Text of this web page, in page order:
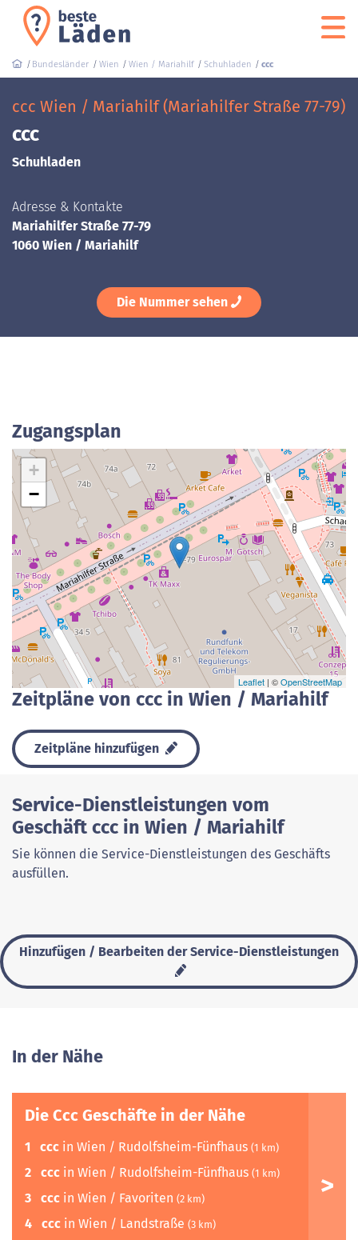
Bundesländer Wien Wien / Mariahilf Schuhladen ccc
ccc Wien / Mariahilf (Mariahilfer Straße 77-79)
ccc
Schuhladen
Adresse & Kontakte
Mariahilfer Straße 77-79
1060 Wien / Mariahilf
Die Nummer sehen
Zugangsplan
+
−
Leaflet | ©OpenStreetMap
Zeitpläne von ccc in Wien / Mariahilf
Zeitpläne hinzufügen
Service-Dienstleistungen vom
Geschäft ccc in Wien / Mariahilf
Sie können die Service-Dienstleistungen des Geschäfts
ausfüllen.
Hinzufügen / Bearbeiten der Service-Dienstleistungen
In der Nähe
Die Ccc Geschäfte in der Nähe
1 ccc in Wien / Rudolfsheim-Fünfhaus (1 km)
2 ccc in Wien / Rudolfsheim-Fünfhaus (1 km)
3 ccc in Wien / Favoriten (2 km)
4 ccc in Wien / Landstraße (3 km)